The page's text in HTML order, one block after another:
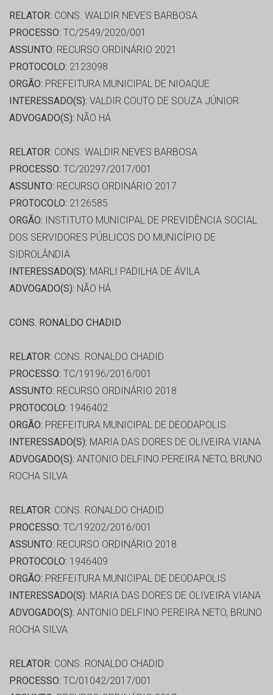
RELATOR: CONS. WALDIR NEVES BARBOSA
PROCESSO: TC/2549/2020/001
ASSUNTO: RECURSO ORDINÁRIO 2021
PROTOCOLO: 2123098
ORGÃO: PREFEITURA MUNICIPAL DE NIOAQUE
INTERESSADO(S): VALDIR COUTO DE SOUZA JÚNIOR
ADVOGADO(S): NÃO HÁ
RELATOR: CONS. WALDIR NEVES BARBOSA
PROCESSO: TC/20297/2017/001
ASSUNTO: RECURSO ORDINÁRIO 2017
PROTOCOLO: 2126585
ORGÃO: INSTITUTO MUNICIPAL DE PREVIDÊNCIA SOCIAL
DOS SERVIDORES PÚBLICOS DO MUNICÍPIO DE
SIDROLÂNDIA
INTERESSADO(S): MARLI PADILHA DE ÁVILA
ADVOGADO(S): NÃO HÁ
CONS. RONALDO CHADID
RELATOR: CONS. RONALDO CHADID
PROCESSO: TC/19196/2016/001
ASSUNTO: RECURSO ORDINÁRIO 2018
PROTOCOLO: 1946402
ORGÃO: PREFEITURA MUNICIPAL DE DEODAPOLIS
INTERESSADO(S): MARIA DAS DORES DE OLIVEIRA VIANA
ADVOGADO(S): ANTONIO DELFINO PEREIRA NETO, BRUNO
ROCHA SILVA
RELATOR: CONS. RONALDO CHADID
PROCESSO: TC/19202/2016/001
ASSUNTO: RECURSO ORDINÁRIO 2018
PROTOCOLO: 1946409
ORGÃO: PREFEITURA MUNICIPAL DE DEODAPOLIS
INTERESSADO(S): MARIA DAS DORES DE OLIVEIRA VIANA
ADVOGADO(S): ANTONIO DELFINO PEREIRA NETO, BRUNO
ROCHA SILVA
RELATOR: CONS. RONALDO CHADID
PROCESSO: TC/01042/2017/001